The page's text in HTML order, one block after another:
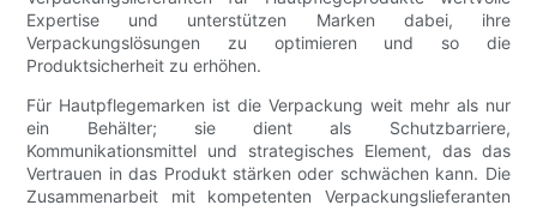
Expertise und unterstützen Marken dabei, ihre
Verpackungslösungen zu optimieren und so die
Produktsicherheit zu erhöhen.
Für Hautpflegemarken ist die Verpackung weit mehr als nur
ein Behälter; sie dient als Schutzbarriere,
Kommunikationsmittel und strategisches Element, das das
Vertrauen in das Produkt stärken oder schwächen kann. Die
Zusammenarbeit mit kompetenten Verpackungslieferanten